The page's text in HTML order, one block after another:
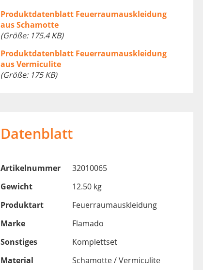
Produktdatenblatt Feuerraumauskleidung
aus Schamotte
(Größe: 175.4 KB)
Produktdatenblatt Feuerraumauskleidung
aus Vermiculite
(Größe: 175 KB)
Datenblatt
Artikelnummer
32010065
Gewicht
12.50 kg
Produktart
Feuerraumauskleidung
Marke
Flamado
Sonstiges
Komplettset
Material
Schamotte / Vermiculite